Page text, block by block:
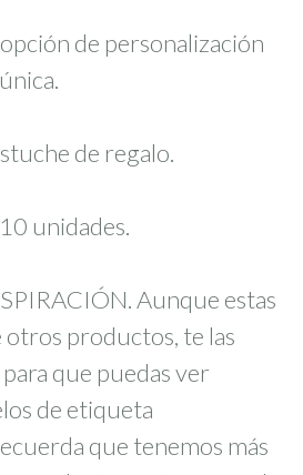
de personalización
de regalo.
unidades.
Aunque estas
otros productos, te las
que puedas ver
de etiqueta
que tenemos más